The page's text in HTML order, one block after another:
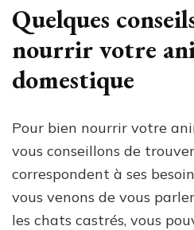
Quelques
nourrir votre
domestique
Pour bien nourrir votre
vous conseillons de
correspondent à ses
vous venons de vous
les chats castrés, vous